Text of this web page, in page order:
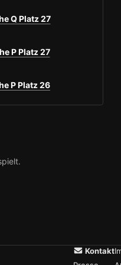
Q Platz 27
P Platz 27
P Platz 26
Kontakt